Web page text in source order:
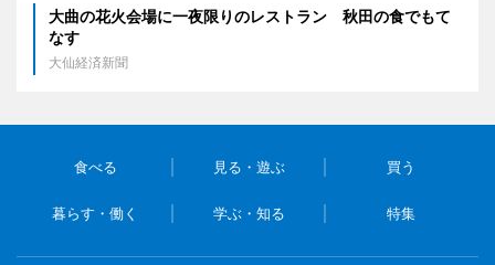
大曲の花火会場に一夜限りのレストラン 秋田の食でもて
なす
大仙経済新聞
食べる 見る・遊ぶ 買う
暮らす・働く 学ぶ・知る 特集